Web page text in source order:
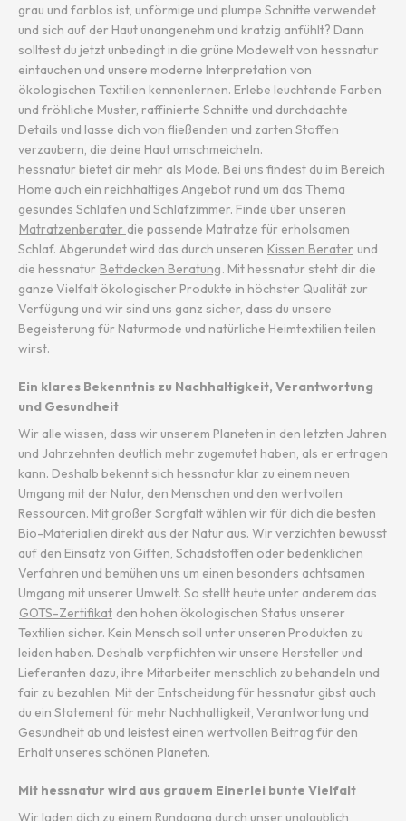
grau und farblos ist, unförmige und plumpe Schnitte verwendet
und sich auf der Haut unangenehm und kratzig anfühlt? Dann
solltest du jetzt unbedingt in die grüne Modewelt von hessnatur
eintauchen und unsere moderne Interpretation von
ökologischen Textilien kennenlernen. Erlebe leuchtende Farben
und fröhliche Muster, raffinierte Schnitte und durchdachte
Details und lasse dich von fließenden und zarten Stoffen
verzaubern, die deine Haut umschmeicheln.
hessnatur bietet dir mehr als Mode. Bei uns findest du im Bereich
Home auch ein reichhaltiges Angebot rund um das Thema
gesundes Schlafen und Schlafzimmer. Finde über unseren
Matratzenberater die passende Matratze für erholsamen
Schlaf. Abgerundet wird das durch unseren Kissen Berater und
die hessnatur Bettdecken Beratung. Mit hessnatur steht dir die
ganze Vielfalt ökologischer Produkte in höchster Qualität zur
Verfügung und wir sind uns ganz sicher, dass du unsere
Begeisterung für Naturmode und natürliche Heimtextilien teilen
wirst.
Ein klares Bekenntnis zu Nachhaltigkeit, Verantwortung
und Gesundheit
Wir alle wissen, dass wir unserem Planeten in den letzten Jahren
und Jahrzehnten deutlich mehr zugemutet haben, als er ertragen
kann. Deshalb bekennt sich hessnatur klar zu einem neuen
Umgang mit der Natur, den Menschen und den wertvollen
Ressourcen. Mit großer Sorgfalt wählen wir für dich die besten
Bio-Materialien direkt aus der Natur aus. Wir verzichten bewusst
auf den Einsatz von Giften, Schadstoffen oder bedenklichen
Verfahren und bemühen uns um einen besonders achtsamen
Umgang mit unserer Umwelt. So stellt heute unter anderem das
GOTS-Zertifikat den hohen ökologischen Status unserer
Textilien sicher. Kein Mensch soll unter unseren Produkten zu
leiden haben. Deshalb verpflichten wir unsere Hersteller und
Lieferanten dazu, ihre Mitarbeiter menschlich zu behandeln und
fair zu bezahlen. Mit der Entscheidung für hessnatur gibst auch
du ein Statement für mehr Nachhaltigkeit, Verantwortung und
Gesundheit ab und leistest einen wertvollen Beitrag für den
Erhalt unseres schönen Planeten.
Mit hessnatur wird aus grauem Einerlei bunte Vielfalt
Wir laden dich zu einem Rundgang durch unser unglaublich